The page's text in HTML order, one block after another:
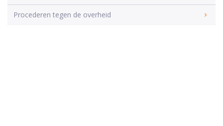
Procederen tegen de overheid